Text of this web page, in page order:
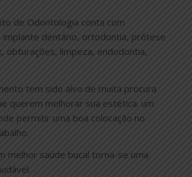
de Odontologia conta com
dentário, ortodontia, prótese
obturações, limpeza, endodontia,
tem sido alvo de muita procura
querem melhorar sua estética. um
permitir uma boa colocação no
melhor saúde bucal torna-se uma